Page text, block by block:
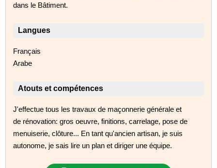
dans le Bâtiment.
Langues
Français
Arabe
Atouts et compétences
J'effectue tous les travaux de maçonnerie générale et
de rénovation: gros oeuvre, finitions, carrelage, pose de
menuiserie, clôture... En tant qu'ancien artisan, je suis
autonome, je sais lire un plan et diriger une équipe.